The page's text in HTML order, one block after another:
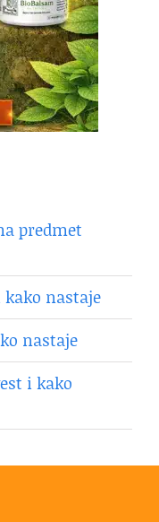
predmet
kako nastaje
nastaje
i kako